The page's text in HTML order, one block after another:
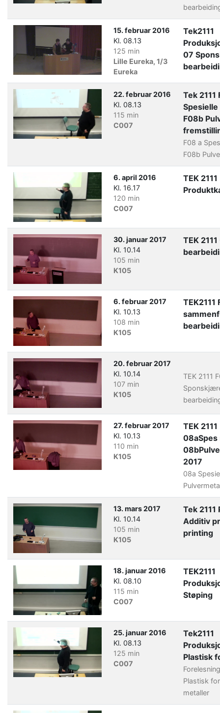
15. februar 2016
Kl. 08.13
125 min
Lille Eureka, 1/3
Eureka
Tek2111
07
22. februar 2016
Kl. 08.13
115 min
C007
Tek 2111
F08b
F08 a
F08b
6. april 2016
Kl. 16.17
120 min
C007
TEK 2111
30. januar 2017
Kl. 10.14
105 min
K105
TEK
6. februar 2017
Kl. 10.13
108 min
K105
TEK2111
20. februar 2017
Kl. 10.14
107 min
K105
TEK 2111
27. februar 2017
Kl. 10.13
110 min
K105
TEK
2017
08a
13. mars 2017
Kl. 10.14
105 min
K105
Tek
Additiv
printing
18. januar 2016
Kl. 08.10
115 min
C007
TEK2111
Støping
25. januar 2016
Kl. 08.13
125 min
C007
Tek2111
Plastisk
Plastisk
metaller